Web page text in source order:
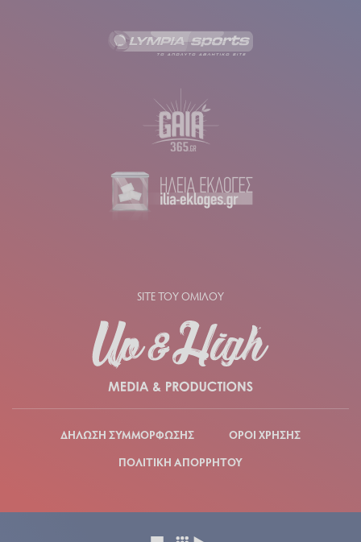
SITE ΤΟΥ ΟΜΙΛΟΥ
ΔΗΛΩΣΗ ΣΥΜΜΟΡΦΩΣΗΣ
ΟΡΟΙ ΧΡΗΣΗΣ
ΠΟΛΙΤΙΚΗ ΑΠΟΡΡΗΤΟΥ